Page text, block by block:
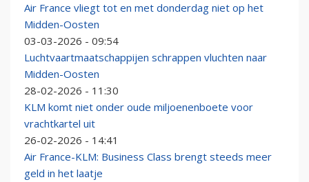
Air France vliegt tot en met donderdag niet op het
Midden-Oosten
03-03-2026 - 09:54
Luchtvaartmaatschappijen schrappen vluchten naar
Midden-Oosten
28-02-2026 - 11:30
KLM komt niet onder oude miljoenenboete voor
vrachtkartel uit
26-02-2026 - 14:41
Air France-KLM: Business Class brengt steeds meer
geld in het laatje